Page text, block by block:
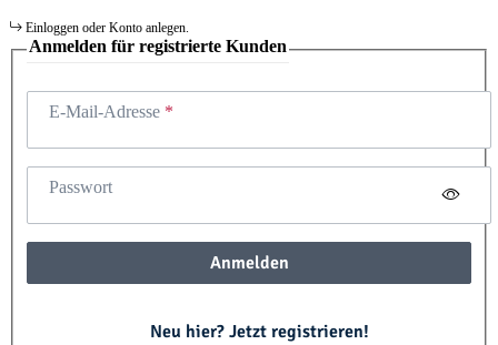
Einloggen oder Konto anlegen.
Anmelden für registrierte Kunden
E-Mail-Adresse
Passwort
Anmelden
Neu hier? Jetzt registrieren!